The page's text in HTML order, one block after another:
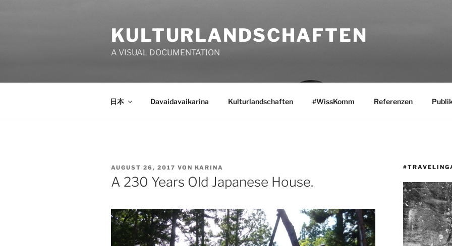
KULTURLANDSCHAFTEN
A VISUAL DOCUMENTATION
日本 Davaidavaikarina Kulturlandschaften #WissKomm Referenzen
VERÖFFENTLICHT
AM
AUGUST 26, 2017 VON KARINA
A 230 Years Old Japanese House.